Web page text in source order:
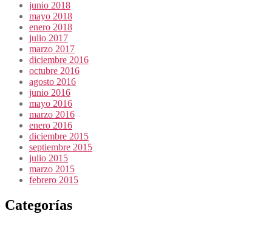
junio 2018
mayo 2018
enero 2018
julio 2017
marzo 2017
diciembre 2016
octubre 2016
agosto 2016
junio 2016
mayo 2016
marzo 2016
enero 2016
diciembre 2015
septiembre 2015
julio 2015
marzo 2015
febrero 2015
Categorías